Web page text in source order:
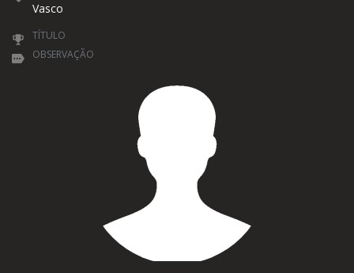
Vasco
TÍTULO
OBSERVAÇÃO